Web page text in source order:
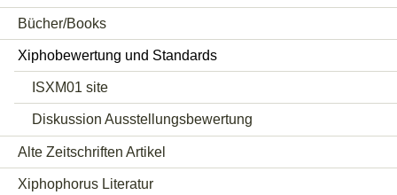
Bücher/Books
Xiphobewertung und Standards
ISXM01 site
Diskussion Ausstellungsbewertung
Alte Zeitschriften Artikel
Xiphophorus Literatur